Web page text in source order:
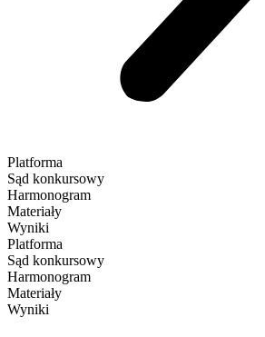
Platforma
Sąd konkursowy
Harmonogram
Materiały
Wyniki
Platforma
Sąd konkursowy
Harmonogram
Materiały
Wyniki